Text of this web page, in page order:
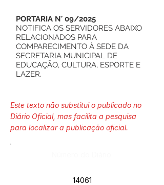
PORTARIA N° 09/2025
NOTIFICA OS SERVIDORES ABAIXO
RELACIONADOS PARA
COMPARECIMENTO À SEDE DA
SECRETARIA MUNICIPAL DE
EDUCAÇÃO, CULTURA, ESPORTE E
LAZER.
Este texto não substitui o publicado no
Diário Oficial, mas facilita a pesquisa
para localizar a publicação oficial.
14061